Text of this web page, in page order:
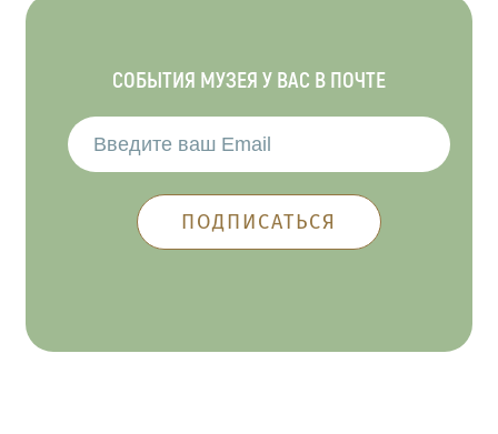
СОБЫТИЯ МУЗЕЯ У ВАС В ПОЧТЕ